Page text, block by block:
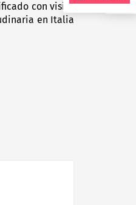
Next
con visita
en Italia